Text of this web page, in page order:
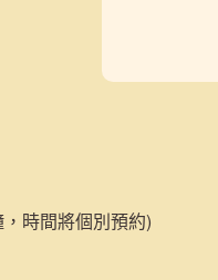
時間將個別預約)